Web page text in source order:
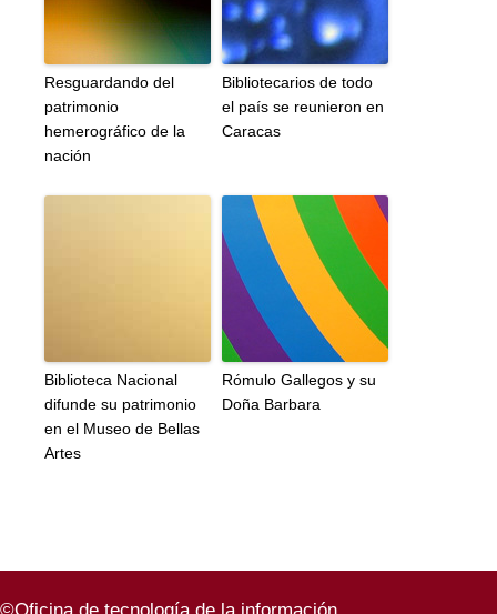
Resguardando del
patrimonio
hemerográfico de la
nación
Bibliotecarios de todo
el país se reunieron en
Caracas
Biblioteca Nacional
difunde su patrimonio
en el Museo de Bellas
Artes
Rómulo Gallegos y su
Doña Barbara
©Oficina de tecnología de la información